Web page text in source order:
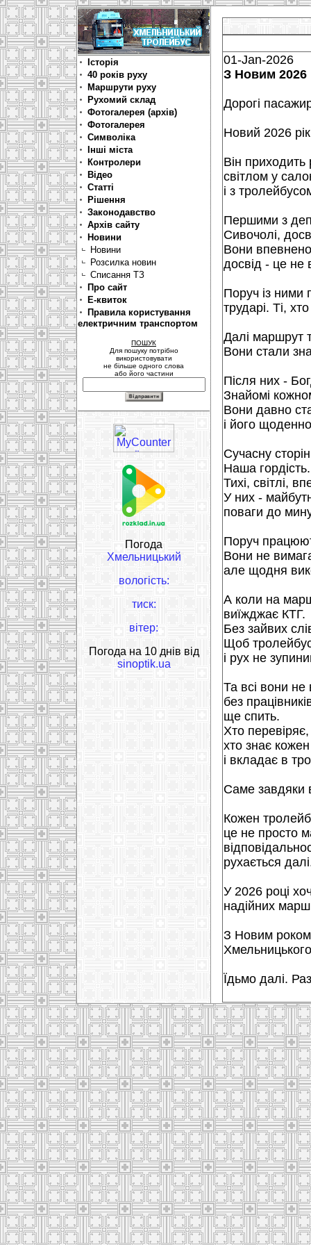
Історія
40 років руху
Маршрути руху
Рухомий склад
Фотогалерея (архів)
Фотогалерея
Символіка
Інші міста
Контролери
Відео
Статті
Рішення
Законодавство
Архів сайту
Новини
Новини
Розсилка новин
Списання ТЗ
Про сайт
Е-квиток
Правила користування
електричним транспортом
ПОШУК
Для пошуку потрібно
використовувати
не більше одного слова
або його частини
Погода
Хмельницький
вологість:
тиск:
вітер:
Погода на 10 днів від
sinoptik.ua
01-Jan-2026
З Новим 2026
Дорогі
Новий 2026
Він приходить
світлом у
і з
Першими з
Сивочолі,
Вони
досвід - це не
Поруч із ними
трударі. Ті,
Далі маршрут
Вони стали
Після них -
Знайомі
Вони давно
і його
Сучасну
Наша гордість.
Тихі, світлі,
У них -
поваги до
Поруч
Вони не
але щодня
А коли на
виїжджає КТГ.
Без зайвих
Щоб
і рух не
Та всі вони не
без
ще спить.
Хто
хто знає
і вкладає в
Саме завдяки
Кожен
це не просто
рухається
У 2026 році
надійних
З Новим роком
Їдьмо далі.